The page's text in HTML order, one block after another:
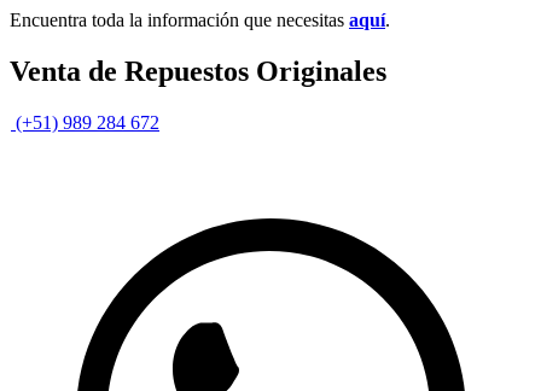
Encuentra toda la información que necesitas aquí.
Venta de Repuestos Originales
(+51) 989 284 672